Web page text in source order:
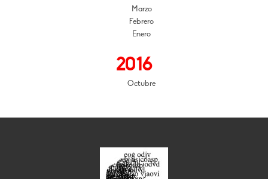
Marzo
Febrero
Enero
2016
Octubre